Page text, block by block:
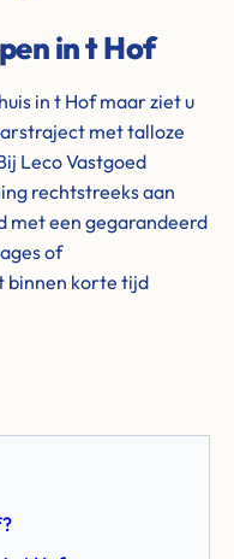
in t Hof
in t Hof maar ziet u
met talloze
Leco Vastgoed
rechtstreeks aan
met een gegarandeerd
of
binnen korte tijd